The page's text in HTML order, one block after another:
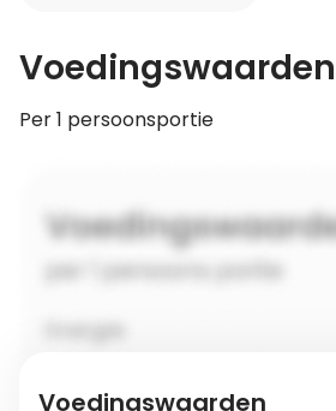
Voedingswaarden
Per 1 persoonsportie
Voedingswaarden